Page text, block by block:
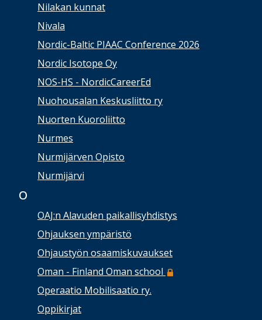
Nilakan kunnat
Nivala
Nordic-Baltic PIAAC Conference 2026
Nordic Isotope Oy
NOS-HS - NordicCareerEd
Nuohousalan Keskusliitto ry
Nuorten Kuoroliitto
Nurmes
Nurmijärven Opisto
Nurmijärvi
O
OAJ:n Alavuden paikallisyhdistys
Ohjauksen ympäristö
Ohjaustyön osaamiskuvaukset
Oman - Finland Oman school
Operaatio Mobilisaatio ry.
Oppikirjat